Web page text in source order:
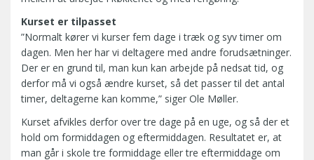
Kurset er tilpasset
”Normalt kører vi kurser fem dage i træk og syv timer om
dagen. Men her har vi deltagere med andre forudsætninger.
Der er en grund til, man kun kan arbejde på nedsat tid, og
derfor må vi også ændre kurset, så det passer til det antal
timer, deltagerne kan komme,” siger Ole Møller.
Kurset afvikles derfor over tre dage på en uge, og så der et
hold om formiddagen og eftermiddagen. Resultatet er, at
man går i skole tre formiddage eller tre eftermiddage om